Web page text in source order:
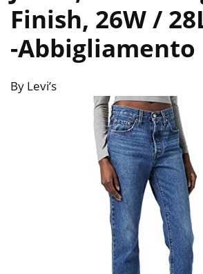
Finish, 26W /
-Abbigliamento
By Levi’s